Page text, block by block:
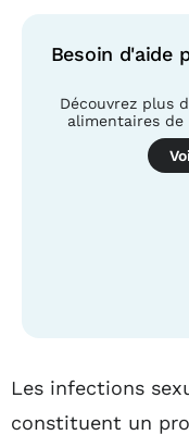
Besoin d'aide
Découvrez plus
alimentaires
Table des matières
Les infections
constituent un